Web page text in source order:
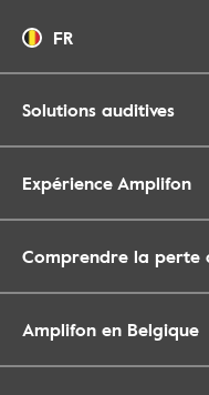
FR
Solutions auditives
Expérience Amplifon
Comprendre la perte
Amplifon en Belgique